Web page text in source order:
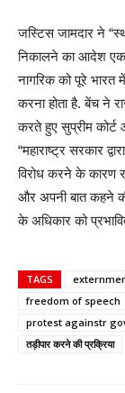
जस्टिस जामदार ने
निकालने का आदेश
नागरिक को पूरे
करना होता है. बेंच ने
करते हुए सुप्रीम कोर्ट
“महाराष्ट्र सरकार
विरोध करने के कारण
और अपनी बात कहने
के अधिकार को
TAGS
freedom of speech
protest againstr
तड़ीपार करने की प्रक्रिया